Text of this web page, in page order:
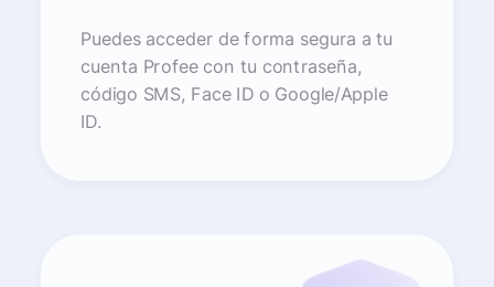
Puedes acceder de forma segura a tu
cuenta Profee con tu contraseña,
código SMS, Face ID o Google/Apple
ID.